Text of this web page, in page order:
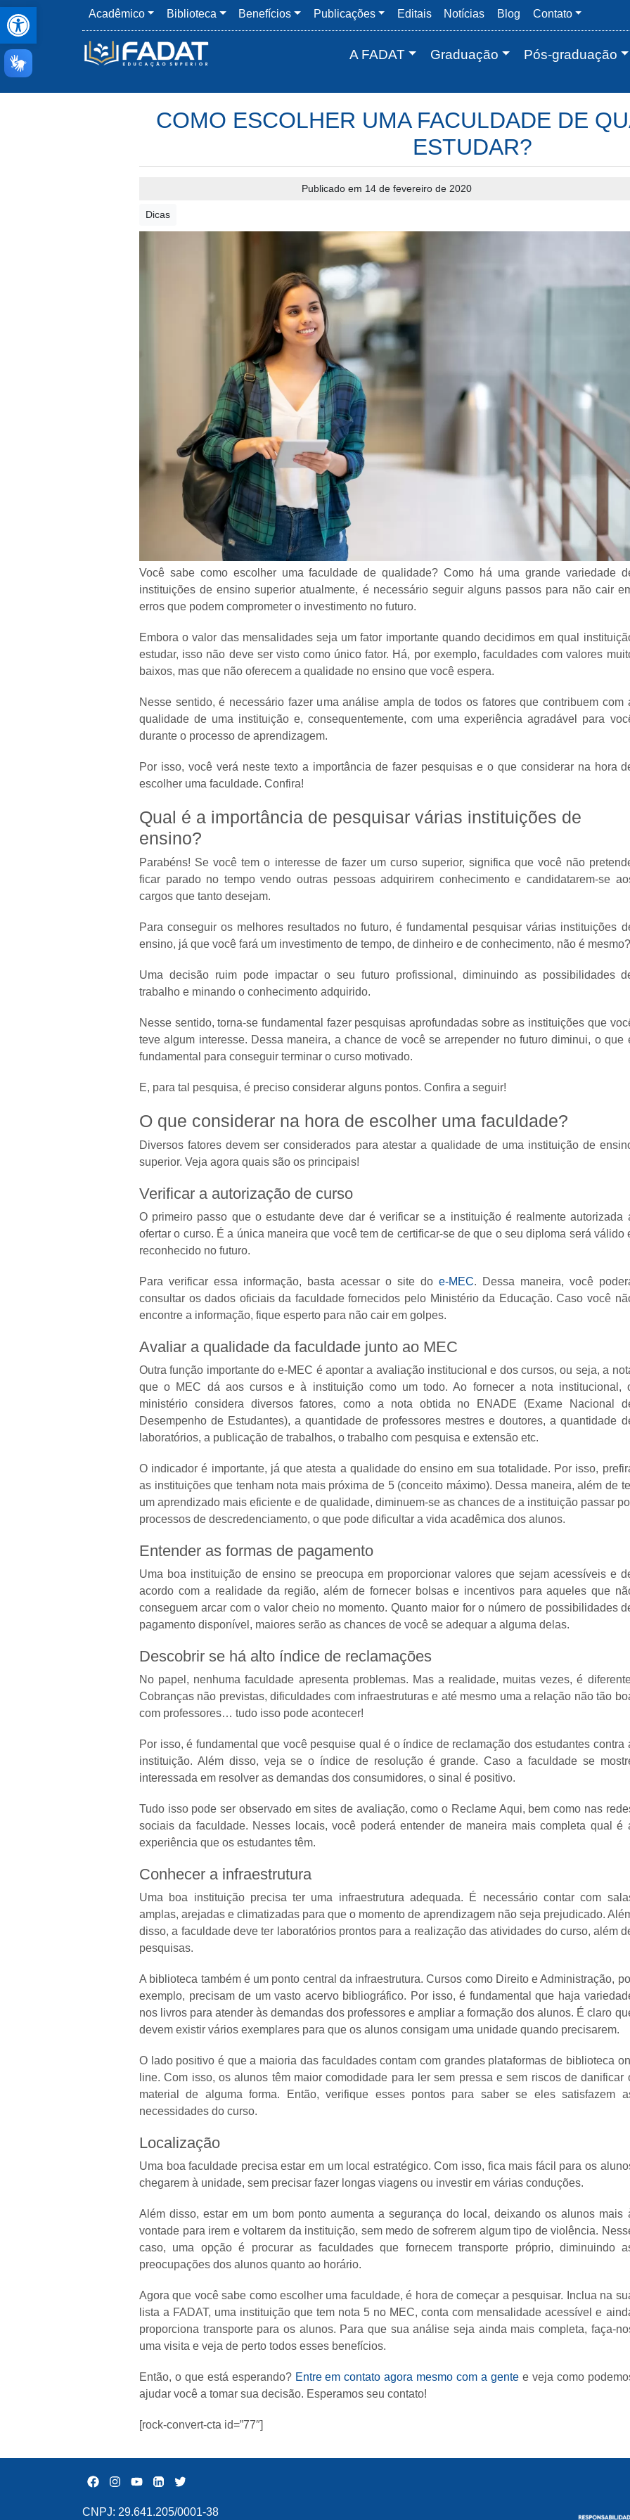
Abrir a barra de ferramentas
Acadêmico Biblioteca Benefícios Publicações Editais Notícias Blog Contato
A FADAT Graduação Pós-graduação
COMO ESCOLHER UMA FACULDADE DE
ESTUDAR?
Publicado em 14 de fevereiro de 2020
Dicas
Você sabe como escolher uma faculdade de qualidade? Como há uma grande variedade
instituições de ensino superior atualmente, é necessário seguir alguns passos para não cair
erros que podem comprometer o investimento no futuro.
Embora o valor das mensalidades seja um fator importante quando decidimos em qual
estudar, isso não deve ser visto como único fator. Há, por exemplo, faculdades com valores
baixos, mas que não oferecem a qualidade no ensino que você espera.
Nesse sentido, é necessário fazer uma análise ampla de todos os fatores que contribuem com
qualidade de uma instituição e, consequentemente, com uma experiência agradável para
durante o processo de aprendizagem.
Por isso, você verá neste texto a importância de fazer pesquisas e o que considerar na hora
escolher uma faculdade. Confira!
Qual é a importância de pesquisar várias instituições de
ensino?
Parabéns! Se você tem o interesse de fazer um curso superior, significa que você não
ficar parado no tempo vendo outras pessoas adquirirem conhecimento e candidatarem-se
cargos que tanto desejam.
Para conseguir os melhores resultados no futuro, é fundamental pesquisar várias instituições
ensino, já que você fará um investimento de tempo, de dinheiro e de conhecimento, não é mesmo?
Uma decisão ruim pode impactar o seu futuro profissional, diminuindo as possibilidades
trabalho e minando o conhecimento adquirido.
Nesse sentido, torna-se fundamental fazer pesquisas aprofundadas sobre as instituições que
teve algum interesse. Dessa maneira, a chance de você se arrepender no futuro diminui, o que
fundamental para conseguir terminar o curso motivado.
E, para tal pesquisa, é preciso considerar alguns pontos. Confira a seguir!
O que considerar na hora de escolher uma faculdade?
Diversos fatores devem ser considerados para atestar a qualidade de uma instituição de
superior. Veja agora quais são os principais!
Verificar a autorização de curso
O primeiro passo que o estudante deve dar é verificar se a instituição é realmente autorizada
ofertar o curso. É a única maneira que você tem de certificar-se de que o seu diploma será válido
reconhecido no futuro.
Para verificar essa informação, basta acessar o site do e-MEC. Dessa maneira, você
consultar os dados oficiais da faculdade fornecidos pelo Ministério da Educação. Caso você
encontre a informação, fique esperto para não cair em golpes.
Avaliar a qualidade da faculdade junto ao MEC
Outra função importante do e-MEC é apontar a avaliação institucional e dos cursos, ou seja, a
que o MEC dá aos cursos e à instituição como um todo. Ao fornecer a nota institucional,
ministério considera diversos fatores, como a nota obtida no ENADE (Exame Nacional
Desempenho de Estudantes), a quantidade de professores mestres e doutores, a quantidade
laboratórios, a publicação de trabalhos, o trabalho com pesquisa e extensão etc.
O indicador é importante, já que atesta a qualidade do ensino em sua totalidade. Por isso,
as instituições que tenham nota mais próxima de 5 (conceito máximo). Dessa maneira, além de
um aprendizado mais eficiente e de qualidade, diminuem-se as chances de a instituição passar
processos de descredenciamento, o que pode dificultar a vida acadêmica dos alunos.
Entender as formas de pagamento
Uma boa instituição de ensino se preocupa em proporcionar valores que sejam acessíveis e
acordo com a realidade da região, além de fornecer bolsas e incentivos para aqueles que
conseguem arcar com o valor cheio no momento. Quanto maior for o número de possibilidades
pagamento disponível, maiores serão as chances de você se adequar a alguma delas.
Descobrir se há alto índice de reclamações
No papel, nenhuma faculdade apresenta problemas. Mas a realidade, muitas vezes, é
Cobranças não previstas, dificuldades com infraestruturas e até mesmo uma a relação não tão
com professores… tudo isso pode acontecer!
Por isso, é fundamental que você pesquise qual é o índice de reclamação dos estudantes contra
instituição. Além disso, veja se o índice de resolução é grande. Caso a faculdade se
interessada em resolver as demandas dos consumidores, o sinal é positivo.
Tudo isso pode ser observado em sites de avaliação, como o Reclame Aqui, bem como nas
sociais da faculdade. Nesses locais, você poderá entender de maneira mais completa qual é
experiência que os estudantes têm.
Conhecer a infraestrutura
Uma boa instituição precisa ter uma infraestrutura adequada. É necessário contar com
amplas, arejadas e climatizadas para que o momento de aprendizagem não seja prejudicado.
disso, a faculdade deve ter laboratórios prontos para a realização das atividades do curso, além
pesquisas.
A biblioteca também é um ponto central da infraestrutura. Cursos como Direito e Administração,
exemplo, precisam de um vasto acervo bibliográfico. Por isso, é fundamental que haja
nos livros para atender às demandas dos professores e ampliar a formação dos alunos. É claro
devem existir vários exemplares para que os alunos consigam uma unidade quando precisarem.
O lado positivo é que a maioria das faculdades contam com grandes plataformas de biblioteca
line. Com isso, os alunos têm maior comodidade para ler sem pressa e sem riscos de danificar
material de alguma forma. Então, verifique esses pontos para saber se eles satisfazem
necessidades do curso.
Localização
Uma boa faculdade precisa estar em um local estratégico. Com isso, fica mais fácil para os
chegarem à unidade, sem precisar fazer longas viagens ou investir em várias conduções.
Além disso, estar em um bom ponto aumenta a segurança do local, deixando os alunos mais
vontade para irem e voltarem da instituição, sem medo de sofrerem algum tipo de violência.
caso, uma opção é procurar as faculdades que fornecem transporte próprio, diminuindo
preocupações dos alunos quanto ao horário.
Agora que você sabe como escolher uma faculdade, é hora de começar a pesquisar. Inclua na
lista a FADAT, uma instituição que tem nota 5 no MEC, conta com mensalidade acessível e
proporciona transporte para os alunos. Para que sua análise seja ainda mais completa, faça-
uma visita e veja de perto todos esses benefícios.
Então, o que está esperando? Entre em contato agora mesmo com a gentee veja como
ajudar você a tomar sua decisão. Esperamos seu contato!
[rock-convert-cta id=”77″]
CNPJ: 29.641.205/0001-38